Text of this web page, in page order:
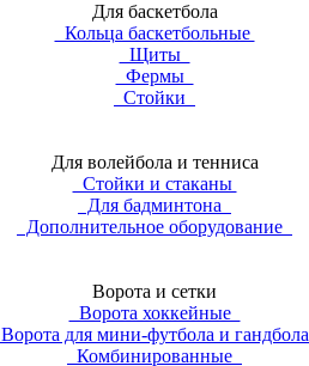
Для баскетбола
Кольца баскетбольные
Щиты
Фермы
Стойки
Для волейбола и тенниса
Стойки и стаканы
Для бадминтона
Дополнительное оборудование
Ворота и сетки
Ворота хоккейные
Ворота для мини-футбола и гандбола
Комбинированные